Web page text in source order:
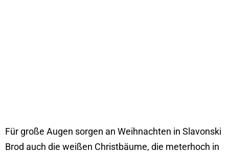
Für große Augen sorgen an Weihnachten in Slavonski
Brod auch die weißen Christbäume, die meterhoch in